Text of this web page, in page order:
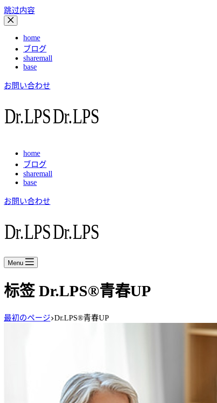
跳过内容
home
ブログ
sharemall
base
お問い合わせ
home
ブログ
sharemall
base
お問い合わせ
Menu
标签Dr.LPS®青春UP
最初のページ Dr.LPS®青春UP